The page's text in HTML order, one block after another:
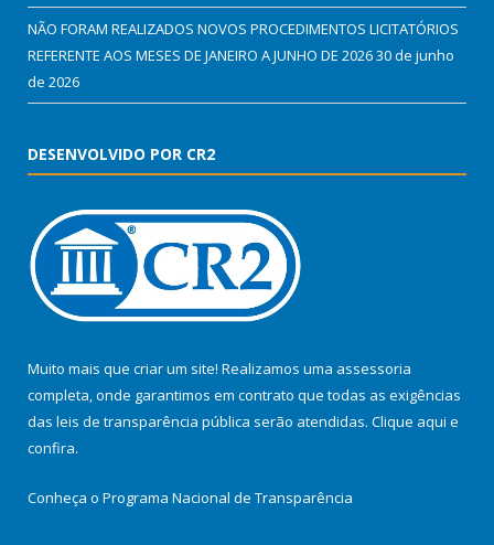
NÃO FORAM REALIZADOS NOVOS PROCEDIMENTOS LICITATÓRIOS
REFERENTE AOS MESES DE JANEIRO A JUNHO DE 202630 de junho
de 2026
DESENVOLVIDO POR CR2
Muito mais que criar um site! Realizamos uma assessoria
completa, onde garantimos em contrato que todas as exigências
das leis de transparência pública serão atendidas. Clique aqui e
confira.
Conheça o Programa Nacional de Transparência